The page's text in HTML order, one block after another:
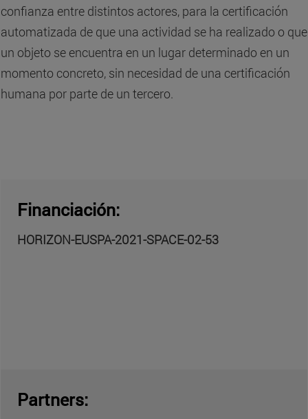
confianza entre distintos actores, para la certificación
automatizada de que una actividad se ha realizado o que
un objeto se encuentra en un lugar determinado en un
momento concreto, sin necesidad de una certificación
humana por parte de un tercero.
Financiación:
HORIZON-EUSPA-2021-SPACE-02-53
Partners: